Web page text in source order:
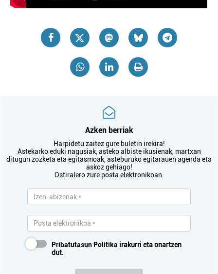
Azken berriak
Harpidetu zaitez gure buletin irekira!
Astekarko eduki nagusiak, asteko albiste ikusienak, martxan
ditugun zozketa eta egitasmoak, asteburuko egitarauen agenda eta
askoz gehiago!
Ostiralero zure posta elektronikoan.
Pribatutasun Politika irakurri eta onartzen
dut.